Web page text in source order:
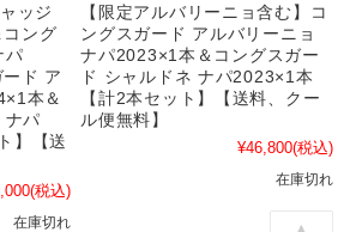
ッジ
ング
パ
ド ア
本＆
ナパ
】【送
(税込)
在庫切れ
【限定アルバリーニョ含む】コ
ングスガード アルバリーニョ
ナパ2023×1本＆コングスガー
ド シャルドネ ナパ2023×1本
【計2本セット】【送料、クー
ル便無料】
¥46,800(税込)
在庫切れ